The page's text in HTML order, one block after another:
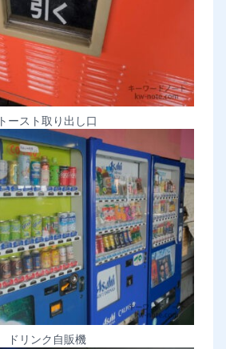
トースト取り出し口
ドリンク自販機